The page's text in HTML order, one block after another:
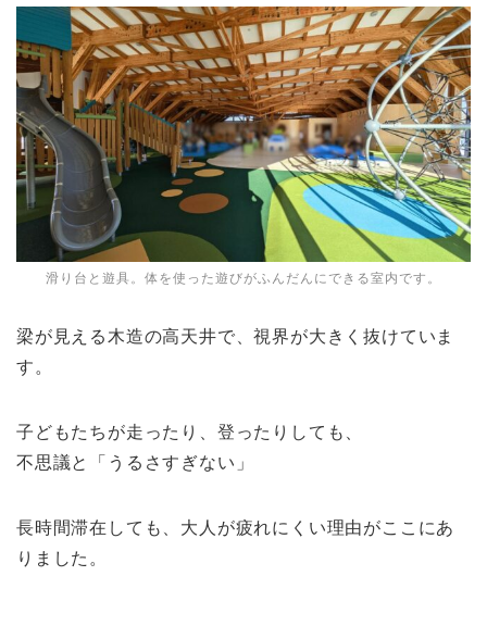
滑り台と遊具。体を使った遊びがふんだんにできる室内です。
梁が見える木造の高天井で、視界が大きく抜けていま
す。
子どもたちが走ったり、登ったりしても、
不思議と「うるさすぎない」
長時間滞在しても、大人が疲れにくい理由がここにあ
りました。